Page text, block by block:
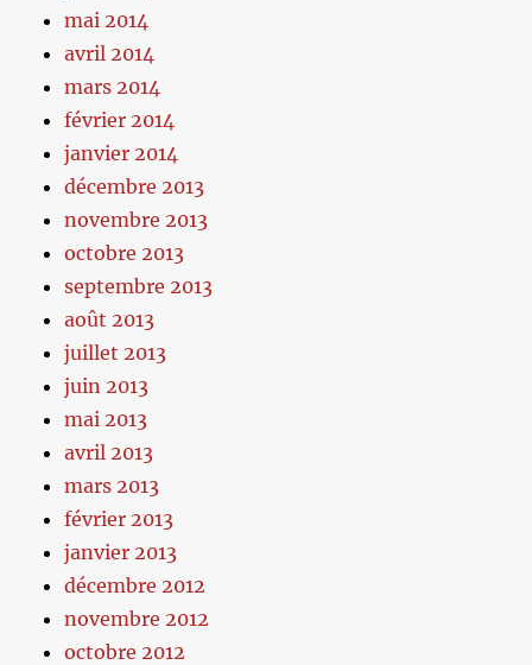
mai 2014
avril 2014
mars 2014
février 2014
janvier 2014
décembre 2013
novembre 2013
octobre 2013
septembre 2013
août 2013
juillet 2013
juin 2013
mai 2013
avril 2013
mars 2013
février 2013
janvier 2013
décembre 2012
novembre 2012
octobre 2012